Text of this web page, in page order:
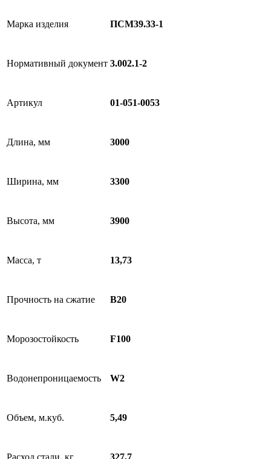
Марка изделия ПСМ39.33-1
Нормативный документ 3.002.1-2
Артикул 01-051-0053
Длина, мм 3000
Ширина, мм 3300
Высота, мм 3900
Масса, т 13,73
Прочность на сжатие B20
Морозостойкость F100
Водонепроницаемость W2
Объем, м.куб. 5,49
Расход стали, кг